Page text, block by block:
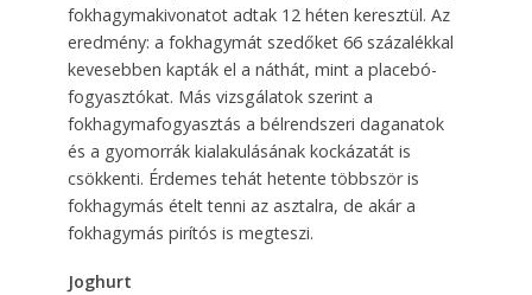
fokhagymakivonatot adtak 12 héten keresztül. Az
eredmény: a fokhagymát szedőket 66 százalékkal
kevesebben kapták el a náthát, mint a placebó-
fogyasztókat. Más vizsgálatok szerint a
fokhagymafogyasztás a bélrendszeri daganatok
és a gyomorrák kialakulásának kockázatát is
csökkenti. Érdemes tehát hetente többször is
fokhagymás ételt tenni az asztalra, de akár a
fokhagymás pirítós is megteszi.
Joghurt